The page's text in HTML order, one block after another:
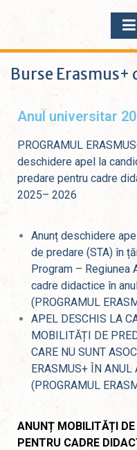
Burse Erasmus+
Anul universitar
PROGRAMUL
deschidere apel la
predare pentru cadre
2025– 2026
Anunț deschidere
de predare (STA) în
Program – Regiunea
cadre didactice în
(PROGRAMUL
APEL DESCHIS LA
MOBILITĂȚI DE
CARE NU SUNT
ERASMUS+ ÎN
(PROGRAMUL
ANUNȚ MOBILITĂȚI DE
PENTRU CADRE